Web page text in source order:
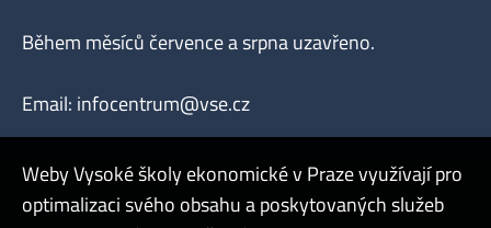
Během měsíců července a srpna uzavřeno.
Email: infocentrum@vse.cz
Webmaster
Weby Vysoké školy ekonomické v Praze využívají pro
optimalizaci svého obsahu a poskytovaných služeb